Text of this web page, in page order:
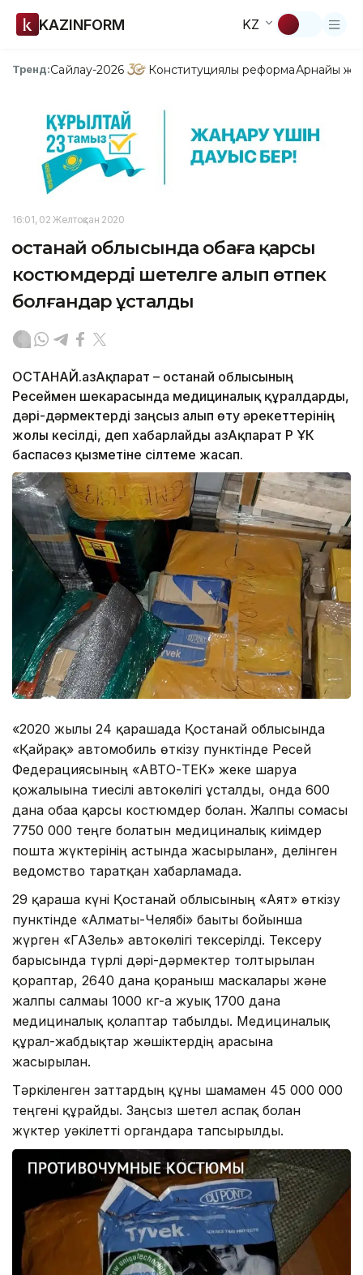
KAZINFORM KZ
Тренд:Сайлау-2026 Конституциялық реформаАрнайы
16:01, 02 Желтоқсан 2020
Қостанай облысында обаға қарсы
костюмдерді шетелге алып өтпек
болғандар ұсталды
ҚОСТАНАЙ.ҚазАқпарат – Қостанай облысының
Ресеймен шекарасында медициналық құралдарды,
дәрі-дәрмектерді заңсыз алып өту әрекеттерінің
жолы кесілді, деп хабарлайды ҚазАқпарат ҚР ҰҚК
баспасөз қызметіне сілтеме жасап.
«2020 жылғы 24 қарашада Қостанай облысында
«Қайрақ» автомобиль өткізу пунктінде Ресей
Федерациясының «АВТО-ТЕК» жеке шаруа
қожалығына тиесілі автокөлігі ұсталды, онда 600
дана обаға қарсы костюмдер болған. Жалпы сомасы
7750 000 теңге болатын медициналық киімдер
пошта жүктерінің астында жасырылған», делінген
ведомство таратқан хабарламада.
​29 қараша күні Қостанай облысының «Аят» өткізу
пунктінде «Алматы-Челябі» бағыты бойынша
жүрген «ГАЗель» автокөлігі тексерілді. Тексеру
барысында түрлі дәрі-дәрмектер толтырылған
қораптар, 2640 дана қорғаныш маскалары және
жалпы салмағы 1000 кг-ға жуық 1700 дана
медициналық қолғаптар табылды. Медициналық
құрал-жабдықтар жәшіктердің арасына
жасырылған.
Тәркіленген заттардың құны шамамен 45 000 000
теңгені құрайды. Заңсыз шетел аспақ болған
жүктер уәкілетті органдарға тапсырылды.